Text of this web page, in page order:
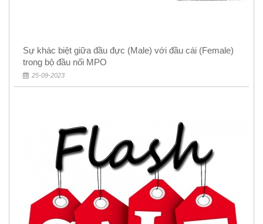
Sự khác biệt giữa đầu đực (Male) với đầu cái (Female)
trong bộ đầu nối MPO
25-09-2023